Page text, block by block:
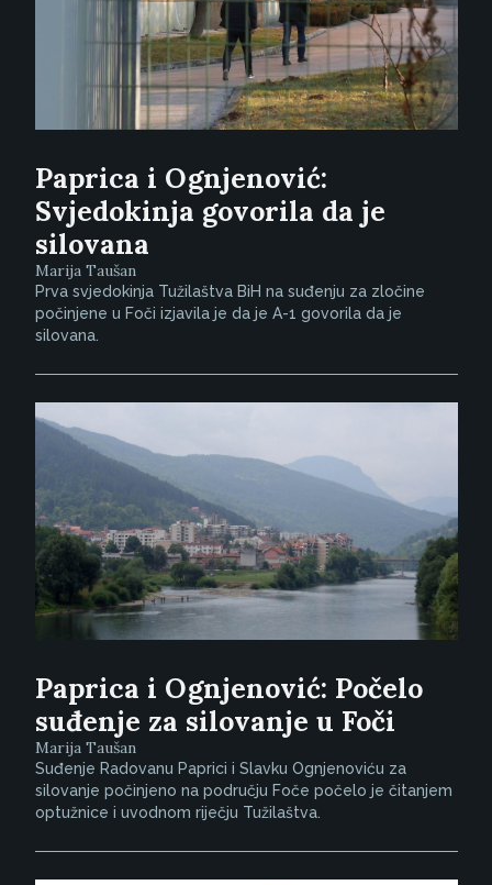
Paprica i Ognjenović:
Svjedokinja govorila da je
silovana
Marija Taušan
Prva svjedokinja Tužilaštva BiH na suđenju za zločine
počinjene u Foči izjavila je da je A-1 govorila da je
silovana.
Paprica i Ognjenović: Počelo
suđenje za silovanje u Foči
Marija Taušan
Suđenje Radovanu Paprici i Slavku Ognjenoviću za
silovanje počinjeno na području Foče počelo je čitanjem
optužnice i uvodnom riječju Tužilaštva.